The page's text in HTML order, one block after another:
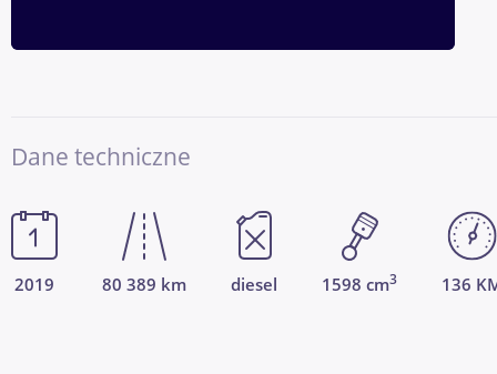
Dane techniczne
2019 80 389 km diesel 1598 cm3 136